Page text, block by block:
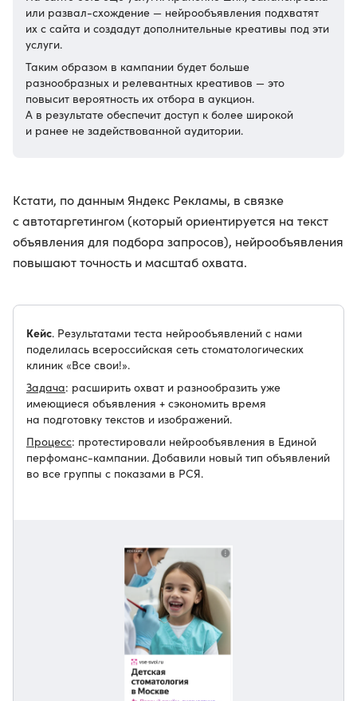
или развал-схождение — нейрообъявления подхватят
их с сайта и создадут дополнительные креативы под эти
услуги.
Таким образом в кампании будет больше
разнообразных и релевантных креативов — это
повысит вероятность их отбора в аукцион.
А в результате обеспечит доступ к более широкой
и ранее не задействованной аудитории.
Кстати, по данным Яндекс Рекламы, в связке
с автотаргетингом (который ориентируется на текст
объявления для подбора запросов), нейрообъявления
повышают точность и масштаб охвата.
Кейс. Результатами теста нейрообъявлений с нами
поделилась всероссийская сеть стоматологических
клиник «Все свои!».
Задача: расширить охват и разнообразить уже
имеющиеся объявления + сэкономить время
на подготовку текстов и изображений.
Процесс: протестировали нейрообъявления в Единой
перфоманс-кампании. Добавили новый тип объявлений
во все группы с показами в РСЯ.